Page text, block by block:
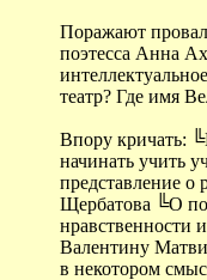
Поражают
поэтесса Анна
театр? Где имя
Впору кричать:
начинать учить
представление о
Щербатова ╚О
нравственности
Валентину
в некотором